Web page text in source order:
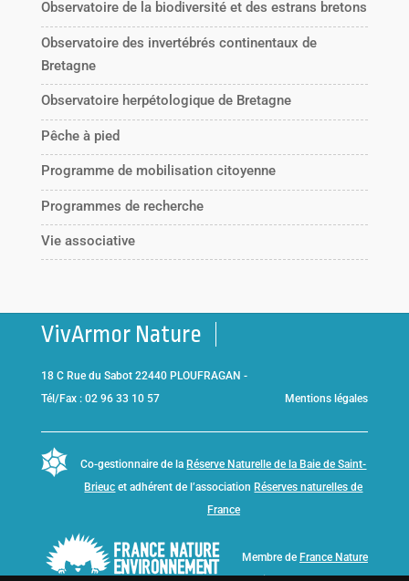
Observatoire de la biodiversité et des estrans bretons
Observatoire des invertébrés continentaux de
Bretagne
Observatoire herpétologique de Bretagne
Pêche à pied
Programme de mobilisation citoyenne
Programmes de recherche
Vie associative
VivArmor Nature
18 C Rue du Sabot 22440 PLOUFRAGAN -
Tél/Fax : 02 96 33 10 57
Mentions légales
Co-gestionnaire de la Réserve Naturelle de la Baie de Saint-
Brieuc et adhérent de l’association Réserves naturelles de
France
Membre de France Nature